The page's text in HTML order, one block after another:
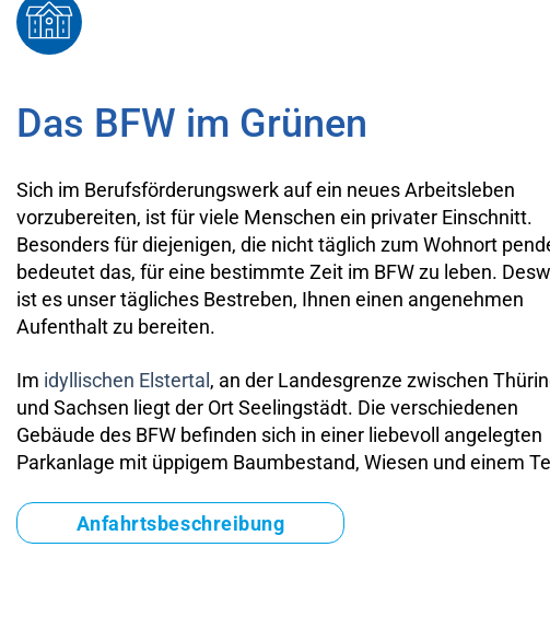
Das BFW im Grünen
Sich im Berufsförderungswerk auf ein neues Arbeitsleben
vorzubereiten, ist für viele Menschen ein privater Einschnitt.
Besonders für diejenigen, die nicht täglich zum Wohnort
bedeutet das, für eine bestimmte Zeit im BFW zu leben.
ist es unser tägliches Bestreben, Ihnen einen angenehmen
Aufenthalt zu bereiten.
Im idyllischen Elstertal , an der Landesgrenze zwischen
und Sachsen liegt der Ort Seelingstädt. Die verschiedenen
Gebäude des BFW befinden sich in einer liebevoll angelegten
Parkanlage mit üppigem Baumbestand, Wiesen und einem
Anfahrtsbeschreibung